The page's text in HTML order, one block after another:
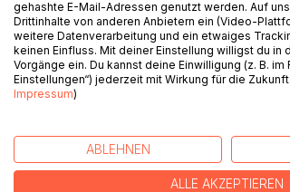
Krankheiten wie Krebs eines
Dieses Buch verbindet
morgen. Denn Hoffnung ist
beginnt jede große
WEITERE
gehashte E-Mail-Adressen genutzt werden. Auf
Drittinhalte von anderen Anbietern ein (Video-
weitere Datenverarbeitung und ein etwaiges
keinen Einfluss. Mit deiner Einstellung willigst du in
Vorgänge ein. Du kannst deine Einwilligung (z. B. im
Einstellungen“) jederzeit mit Wirkung für die
Impressum)
ABLEHNEN
ALLE AKZEPTIEREN